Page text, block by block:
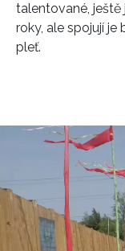
talentované, ještě
roky, ale spojují
pleť.